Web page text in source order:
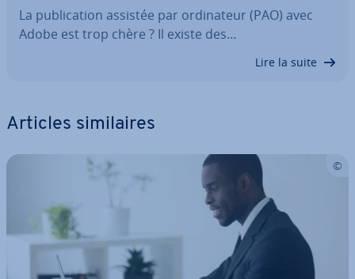
La pu­bli­ca­tion assistée par or­di­na­teur (PAO) avec
Adobe est trop chère ? Il existe des…
Lire la suite
Articles si­mi­laires